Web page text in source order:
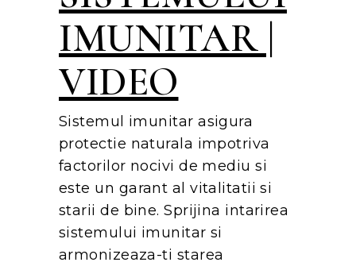
IMUNITAR |
VIDEO
Sistemul imunitar asigura
protectie naturala impotriva
factorilor nocivi de mediu si
este un garant al vitalitatii si
starii de bine. Sprijina intarirea
sistemului imunitar si
armonizeaza-ti starea